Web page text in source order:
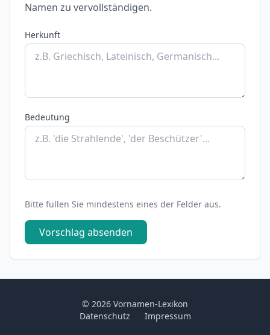
Namen zu vervollständigen.
Herkunft
Bedeutung
Bitte füllen Sie mindestens eines der Felder aus.
Vorschlag absenden
© 2026 Vornamen-Lexikon
Datenschutz
Impressum